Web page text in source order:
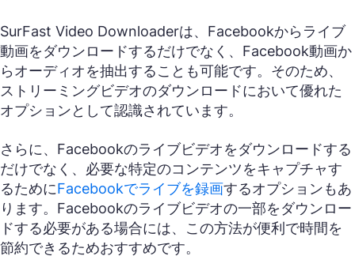
SurFast Video Downloaderは、Facebookからライブ
動画をダウンロードするだけでなく、Facebook動画か
らオーディオを抽出することも可能です。そのため、
ストリーミングビデオのダウンロードにおいて優れた
オプションとして認識されています。
さらに、Facebookのライブビデオをダウンロードする
だけでなく、必要な特定のコンテンツをキャプチャす
るためにFacebookでライブを録画するオプションもあ
ります。Facebookのライブビデオの一部をダウンロー
ドする必要がある場合には、この方法が便利で時間を
節約できるためおすすめです。